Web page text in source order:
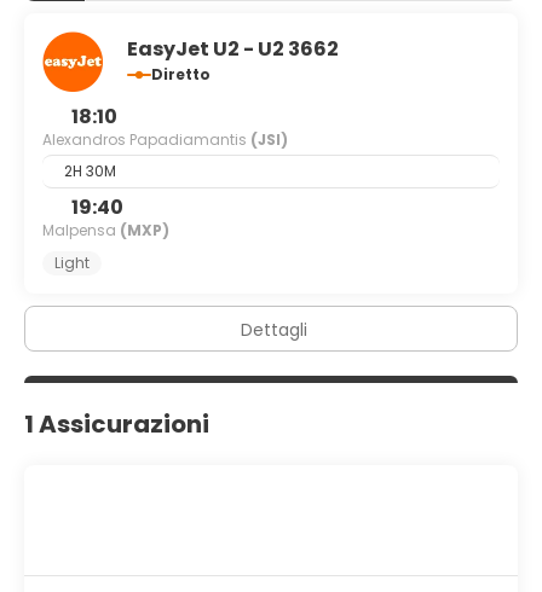
EasyJet U2 - U2 3662
Diretto
18:10
Alexandros Papadiamantis (JSI)
2H 30M
19:40
Malpensa (MXP)
Light
Dettagli
1 Assicurazioni